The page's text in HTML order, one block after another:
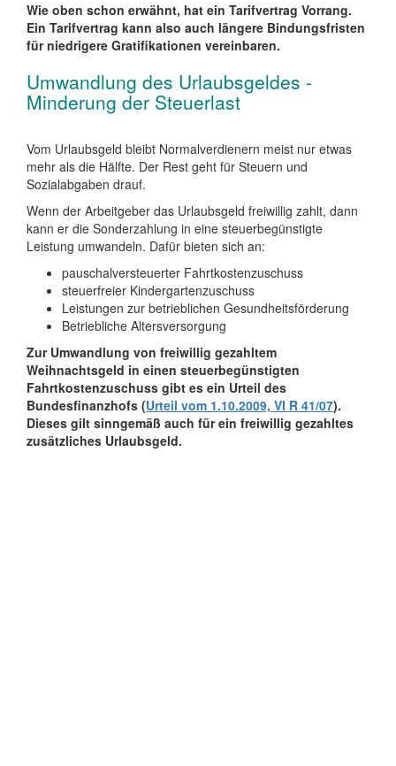
Wie oben schon erwähnt, hat ein Tarifvertrag Vorrang.
Ein Tarifvertrag kann also auch längere Bindungsfristen
für niedrigere Gratifikationen vereinbaren.
Umwandlung des Urlaubsgeldes -
Minderung der Steuerlast
Vom Urlaubsgeld bleibt Normalverdienern meist nur etwas
mehr als die Hälfte. Der Rest geht für Steuern und
Sozialabgaben drauf.
Wenn der Arbeitgeber das Urlaubsgeld freiwillig zahlt, dann
kann er die Sonderzahlung in eine steuerbegünstigte
Leistung umwandeln. Dafür bieten sich an:
pauschalversteuerter Fahrtkostenzuschuss
steuerfreier Kindergartenzuschuss
Leistungen zur betrieblichen Gesundheitsförderung
Betriebliche Altersversorgung
Zur Umwandlung von freiwillig gezahltem
Weihnachtsgeld in einen steuerbegünstigten
Fahrtkostenzuschuss gibt es ein Urteil des
Bundesfinanzhofs (Urteil vom 1.10.2009, VI R 41/07).
Dieses gilt sinngemäß auch für ein freiwillig gezahltes
zusätzliches Urlaubsgeld.